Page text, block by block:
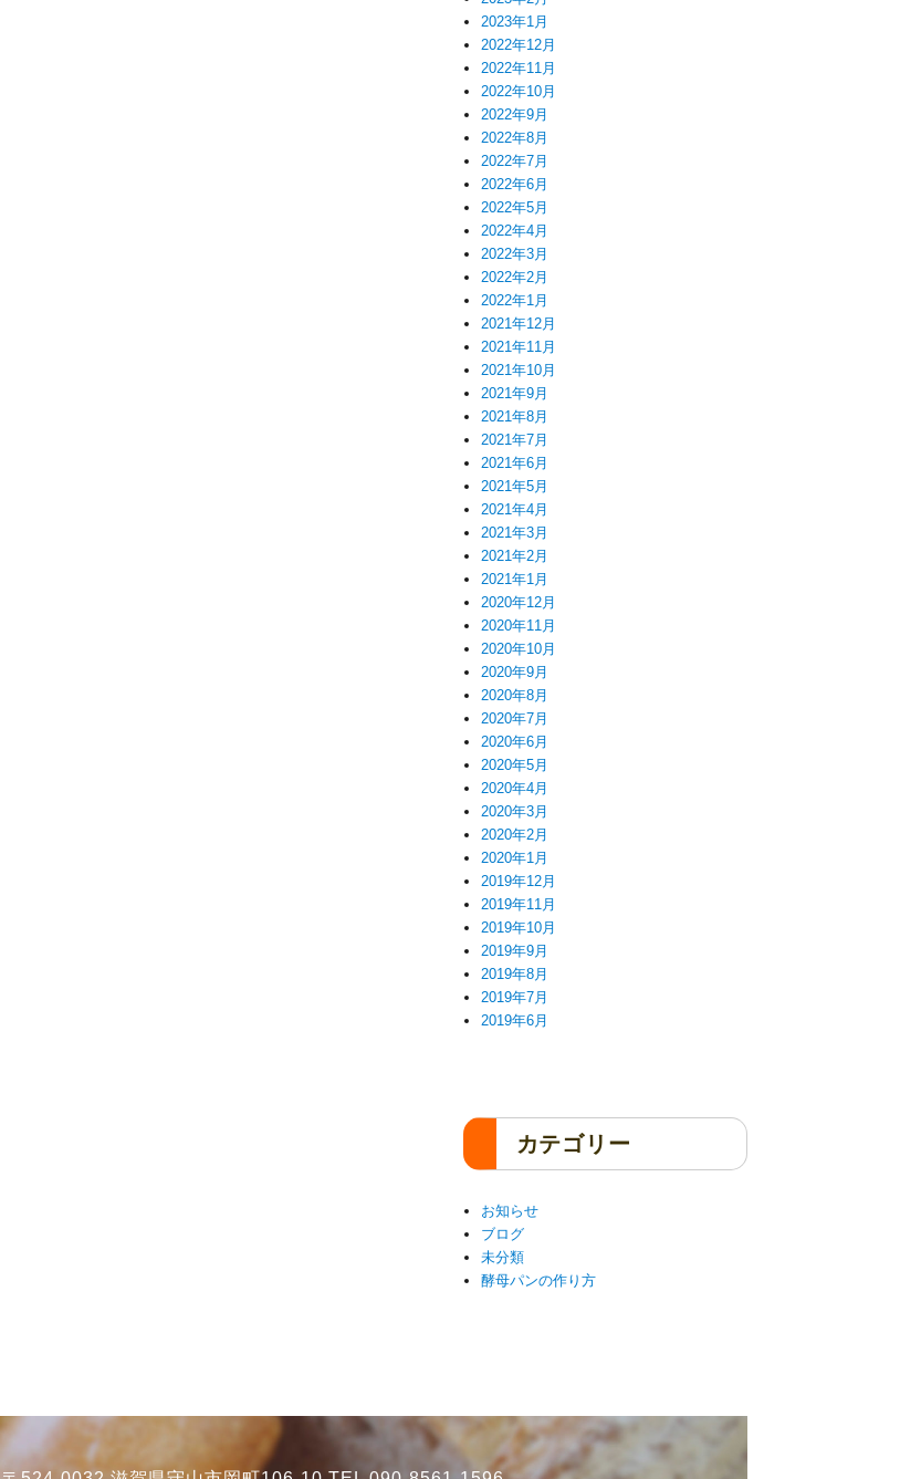
2023年1月
2022年12月
2022年11月
2022年10月
2022年9月
2022年8月
2022年7月
2022年6月
2022年5月
2022年4月
2022年3月
2022年2月
2022年1月
2021年12月
2021年11月
2021年10月
2021年9月
2021年8月
2021年7月
2021年6月
2021年5月
2021年4月
2021年3月
2021年2月
2021年1月
2020年12月
2020年11月
2020年10月
2020年9月
2020年8月
2020年7月
2020年6月
2020年5月
2020年4月
2020年3月
2020年2月
2020年1月
2019年12月
2019年11月
2019年10月
2019年9月
2019年8月
2019年7月
2019年6月
カテゴリー
お知らせ
ブログ
未分類
酵母パンの作り方